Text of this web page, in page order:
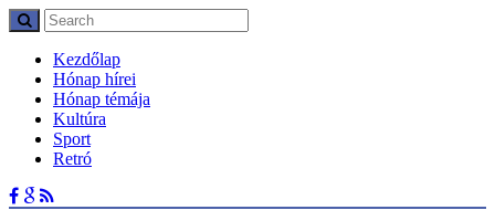
Kezdőlap
Hónap hírei
Hónap témája
Kultúra
Sport
Retró